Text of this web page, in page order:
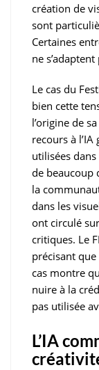
création de
sont
Certaines
ne
Le cas du
bien cette
l’origine de
recours à
utilisées
de beaucoup
la
dans les
ont circulé
critiques. Le
précisant que
cas montre
nuire à la
pas utilisée
L’IA